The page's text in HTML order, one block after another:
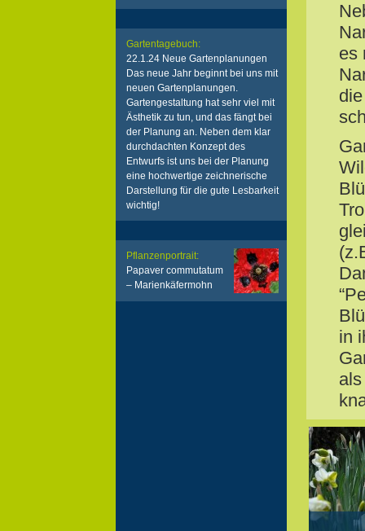
Gartentagebuch:
22.1.24 Neue Gartenplanungen
Das neue Jahr beginnt bei uns mit
neuen Gartenplanungen.
Gartengestaltung hat sehr viel mit
Ästhetik zu tun, und das fängt bei
der Planung an. Neben dem klar
durchdachten Konzept des
Entwurfs ist uns bei der Planung
eine hochwertige zeichnerische
Darstellung für die gute Lesbarkeit
wichtig!
Pflanzenportrait:
Papaver commutatum
– Marienkäfermohn
es
in